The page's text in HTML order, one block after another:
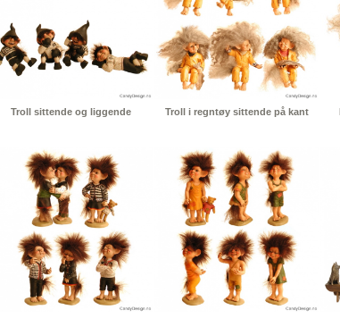
Troll sittende og liggende Troll i regntøy sittende på kant